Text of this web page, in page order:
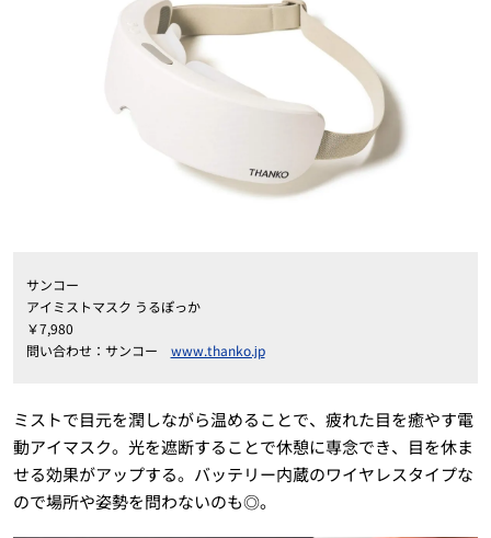
サンコー
アイミストマスク うるぽっか
￥7,980
問い合わせ：サンコー www.thanko.jp
ミストで目元を潤しながら温めることで、疲れた目を癒やす電
動アイマスク。光を遮断することで休憩に専念でき、目を休ま
せる効果がアップする。バッテリー内蔵のワイヤレスタイプな
ので場所や姿勢を問わないのも◎。